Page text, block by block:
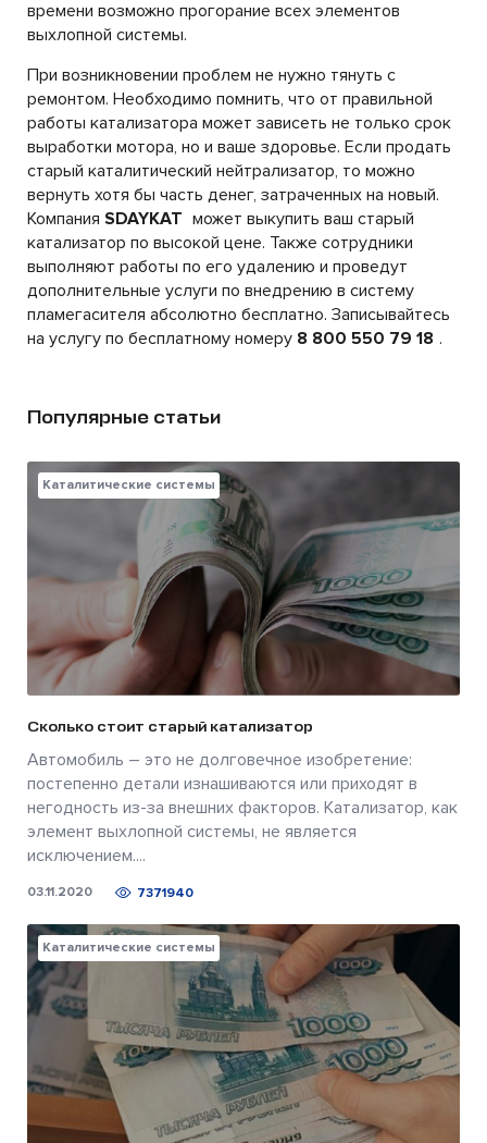
времени возможно прогорание всех элементов
выхлопной системы.
При возникновении проблем не нужно тянуть с
ремонтом. Необходимо помнить, что от правильной
работы катализатора может зависеть не только срок
выработки мотора, но и ваше здоровье. Если продать
старый каталитический нейтрализатор, то можно
вернуть хотя бы часть денег, затраченных на новый.
Компания SDAYKAT может выкупить ваш старый
катализатор по высокой цене. Также сотрудники
выполняют работы по его удалению и проведут
дополнительные услуги по внедрению в систему
пламегасителя абсолютно бесплатно. Записывайтесь
на услугу по бесплатному номеру 8 800 550 79 18 .
Популярные статьи
Каталитические системы
Сколько стоит старый катализатор
Автомобиль – это не долговечное изобретение:
постепенно детали изнашиваются или приходят в
негодность из-за внешних факторов. Катализатор, как
элемент выхлопной системы, не является
исключением....
03.11.2020 7371940
Каталитические системы